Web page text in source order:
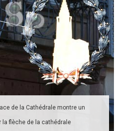
de la Cathédrale montre un
la flèche de la cathédrale